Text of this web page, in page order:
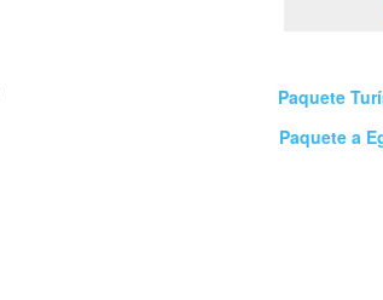
Paquete
Paquete a